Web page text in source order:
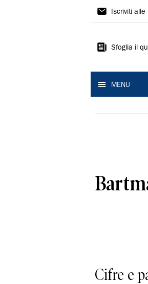
Modena
Iscriviti alle
Sfoglia il
MENU
Cifre e